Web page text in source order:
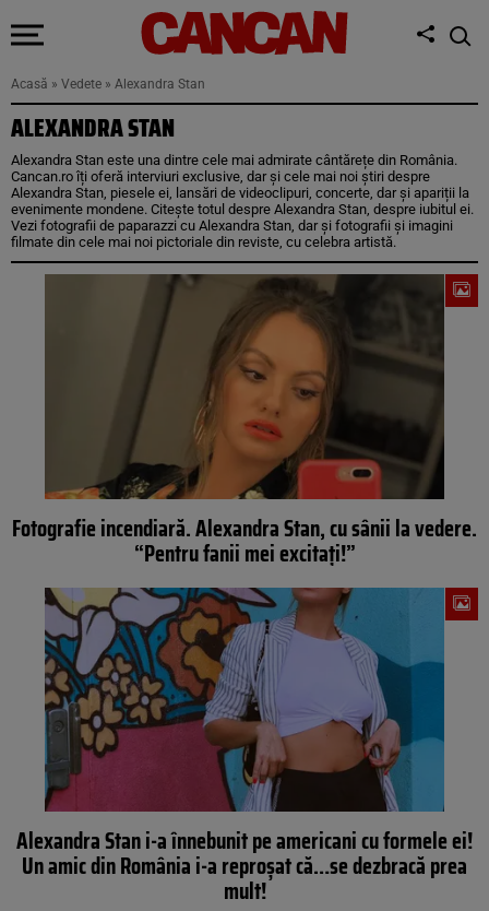
Acasă » Vedete » Alexandra Stan
ALEXANDRA STAN
Alexandra Stan este una dintre cele mai admirate cântărețe din România.
Cancan.ro îți oferă interviuri exclusive, dar și cele mai noi știri despre
Alexandra Stan, piesele ei, lansări de videoclipuri, concerte, dar și apariții la
evenimente mondene. Citește totul despre Alexandra Stan, despre iubitul ei.
Vezi fotografii de paparazzi cu Alexandra Stan, dar și fotografii și imagini
filmate din cele mai noi pictoriale din reviste, cu celebra artistă.
Fotografie incendiară. Alexandra Stan, cu sânii la vedere.
“Pentru fanii mei excitaţi!”
Alexandra Stan i-a înnebunit pe americani cu formele ei!
Un amic din România i-a reproşat că…se dezbracă prea
mult!